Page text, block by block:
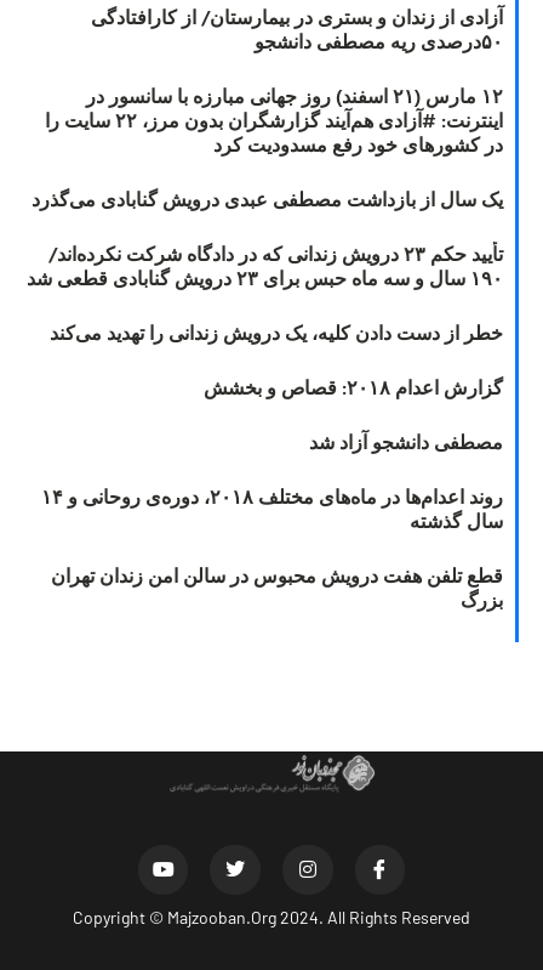
آزادی از زندان و بستری در بیمارستان/ از کارافتادگی
۵۰درصدی ریه مصطفی دانشجو
۱۲ مارس (۲۱ اسفند) روز جهانی مبارزه با سانسور در
اینترنت: #آزادی هم‌آیند گزارشگران‌ بدون مرز، ۲۲ سایت را
در کشورهای خود رفع مسدودیت کرد
یک سال از بازداشت مصطفی عبدی درویش گنابادی می‌گذرد
تأیید حکم ۲۳ درویش زندانی که در دادگاه شرکت نکرده‌اند/
۱۹۰ سال و سه ماه حبس برای ۲۳ درویش گنابادی قطعی شد
خطر از دست دادن کلیه، یک درویش زندانی را تهدید می‌کند
گزارش اعدام ۲۰۱۸: قصاص و بخشش
مصطفی دانشجو آزاد شد
روند اعدام‌ها در ماه‌های مختلف ۲۰۱۸، دوره‌ی روحانی و ۱۴
سال گذشته
قطع تلفن هفت درویش محبوس در سالن امن زندان تهران
بزرگ
Copyright © Majzooban.Org2024. All Rights Reserved